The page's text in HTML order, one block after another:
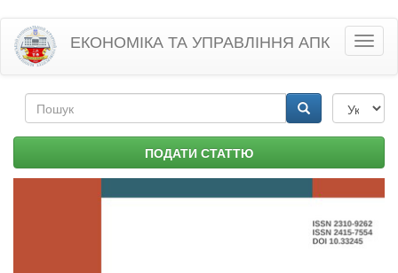
Перейти
основного
матеріалу
ЕКОНОМІКА ТА УПРАВЛІННЯ АПК
Пошукова
форма ПОДАТИ СТАТТЮ